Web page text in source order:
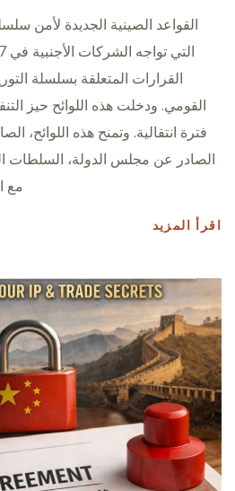
القواعد الصينية الجديدة لأمن
القرارات المتعلقة بسلسلة
القومي. ودخلت هذه اللوائح حيز
الصادر عن مجلس الدولة، السلطات
مع
اقرأ المزيد